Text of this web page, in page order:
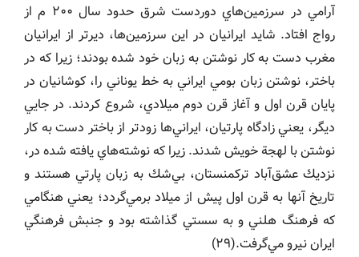
آرامي در سرزمين‌هاي دوردست شرق حدود سال ٢٠٠ م از
رواج افتاد. شايد ايرانيان در اين سرزمين‌ها، ديرتر از ايرانيان
مغرب دست به كار نوشتن به زبان خود شده بودند؛ زيرا كه در
باختر، نوشتن زبان بومي ايراني به خط يوناني را، كوشانيان در
پايان قرن اول و آغاز قرن دوم ميلادي، شروع كردند. در جايي
ديگر، يعني زادگاه پارتيان، ايراني‌ها زودتر از باختر دست به كار
نوشتن با لهجة خويش شدند. زيرا كه نوشته‌هاي يافته شده در،
نزديك عشق‌آباد تركمنستان، بي‌شك به زبان پارتي هستند و
تاريخ آنها به قرن اول پيش از ميلاد برمي‌گردد؛ يعني هنگامي
كه فرهنگ هلني و به سستي گذاشته بود و جنبش فرهنگي
ايران نيرو مي‌گرفت.(٢٩)